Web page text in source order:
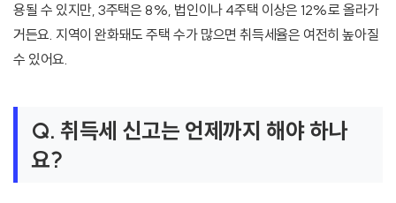
용될 수 있지만, 3주택은 8%, 법인이나 4주택 이상은 12%로 올라가
거든요. 지역이 완화돼도 주택 수가 많으면 취득세율은 여전히 높아질
수 있어요.
Q. 취득세 신고는 언제까지 해야 하나
요?